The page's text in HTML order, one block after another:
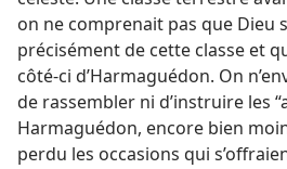
on ne comprenait pas que Dieu
précisément de cette classe et
côté-​ci d’Harmaguédon. On
de rassembler ni d’instruire les
Harmaguédon, encore bien
perdu les occasions qui